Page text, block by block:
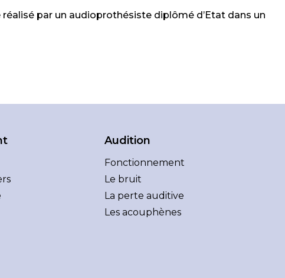
par un audioprothésiste diplômé d’Etat dans un
Audition
Fonctionnement
Le bruit
La perte auditive
Les acouphènes